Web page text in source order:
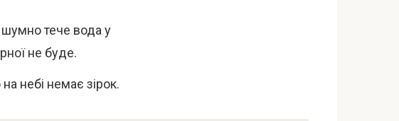
тече вода у
не буде.
небі немає зірок.